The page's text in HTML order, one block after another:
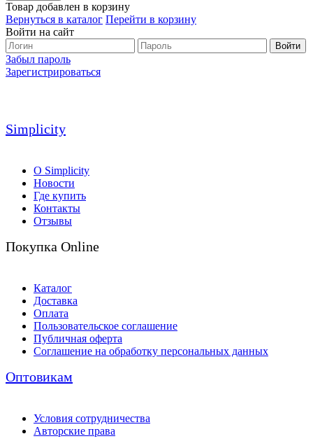
Товар добавлен в корзину
Вернуться в каталог Перейти в корзину
Войти на сайт
Войти
Забыл пароль
Зарегистрироваться
Simplicity
О Simplicity
Новости
Где купить
Контакты
Отзывы
Покупка Online
Каталог
Доставка
Оплата
Пользовательское соглашение
Публичная оферта
Соглашение на обработку персональных данных
Оптовикам
Условия сотрудничества
Авторские права